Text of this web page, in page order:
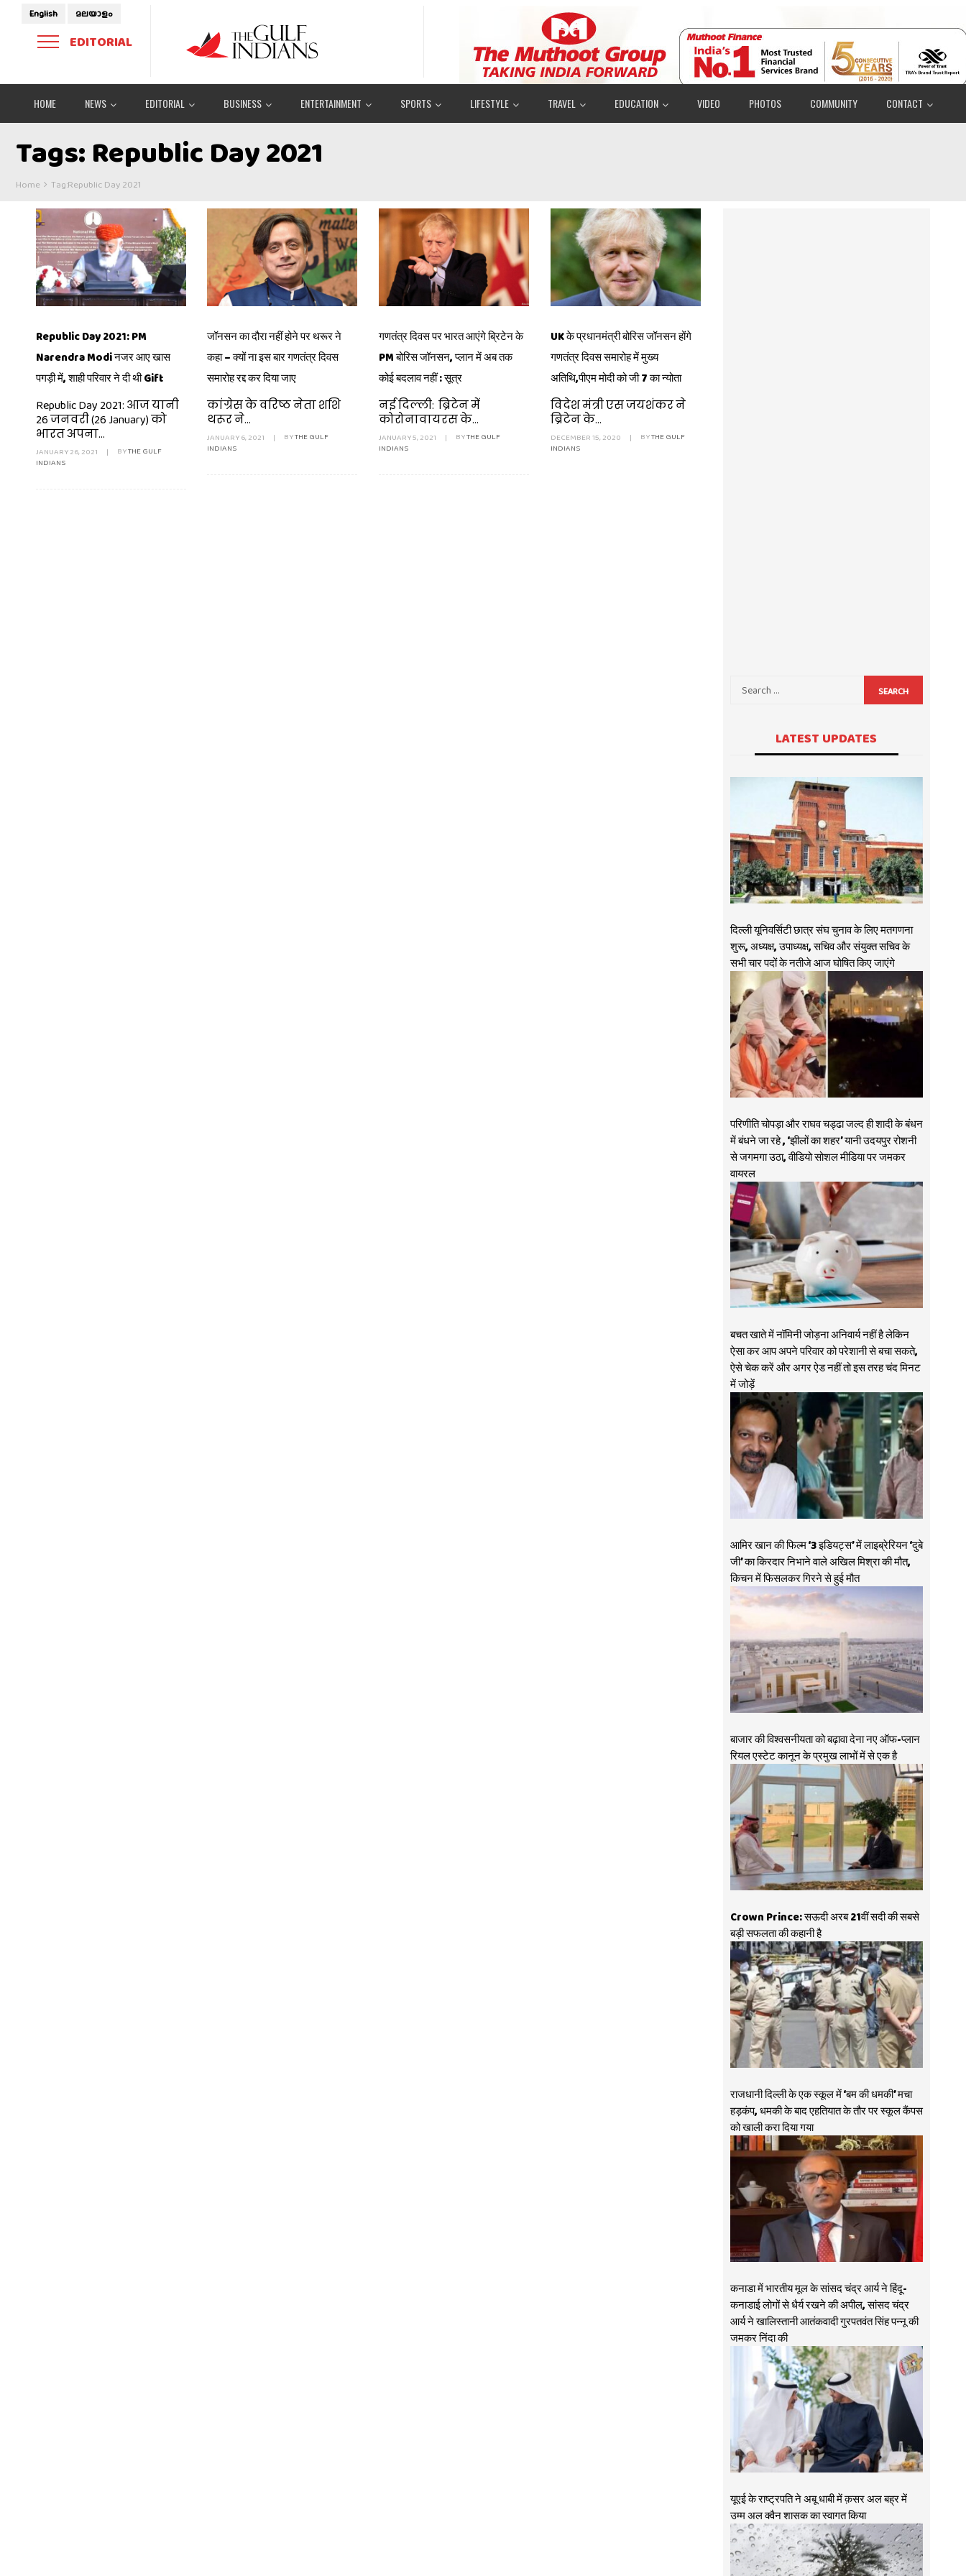
English മലയാളം
EDITORIAL
HOME NEWS EDITORIAL BUSINESS ENTERTAINMENT SPORTS LIFESTYLE TRAVEL EDUCATION VIDEO PHOTOS COMMUNITY CONTACT
Tags: Republic Day 2021
Home Tag:Republic Day 2021
Republic Day 2021: PM
Narendra Modi नजर आए खास
पगड़ी में, शाही परिवार ने दी थी Gift
Republic Day 2021: आज यानी
26 जनवरी (26 January) को
भारत अपना...
JANUARY 26, 2021 | BYTHE GULF
INDIANS
जॉनसन का दौरा नहीं होने पर थरूर ने
कहा – क्यों ना इस बार गणतंत्र दिवस
समारोह रद्द कर दिया जाए
कांग्रेस के वरिष्ठ नेता शशि
थरूर ने...
JANUARY 6, 2021 | BYTHE GULF
INDIANS
गणतंत्र दिवस पर भारत आएंगे ब्रिटेन के
PM बोरिस जॉनसन, प्लान में अब तक
कोई बदलाव नहीं : सूत्र
नई दिल्ली: ब्रिटेन में
कोरोनावायरस के...
JANUARY 5, 2021 | BYTHE GULF
INDIANS
UK के प्रधानमंत्री बोरिस जॉनसन होंगे
गणतंत्र दिवस समारोह में मुख्य
अतिथि,पीएम मोदी को जी 7 का न्योता
विदेश मंत्री एस जयशंकर ने
ब्रिटेन के...
DECEMBER 15, 2020 | BYTHE GULF
INDIANS
SEARCH
LATEST UPDATES
दिल्ली यूनिवर्सिटी छात्र संघ चुनाव के लिए मतगणना
शुरू, अध्यक्ष, उपाध्यक्ष, सचिव और संयुक्त सचिव के
सभी चार पदों के नतीजे आज घोषित किए जाएंगे
परिणीति चोपड़ा और राघव चड्ढा जल्द ही शादी के बंधन
में बंधने जा रहे , ‘झीलों का शहर’ यानी उदयपुर रोशनी
से जगमगा उठा, वीडियो सोशल मीडिया पर जमकर
वायरल
बचत खाते में नॉमिनी जोड़ना अनिवार्य नहीं है लेकिन
ऐसा कर आप अपने परिवार को परेशानी से बचा सकते,
ऐसे चेक करें और अगर ऐड नहीं तो इस तरह चंद मिनट
में जोड़ें
आमिर खान की फिल्म ‘3 इडियट्स’ में लाइब्रेरियन ‘दुबे
जी’ का किरदार निभाने वाले अखिल मिश्रा की मौत,
किचन में फिसलकर गिरने से हुई मौत
बाजार की विश्वसनीयता को बढ़ावा देना नए ऑफ-प्लान
रियल एस्टेट कानून के प्रमुख लाभों में से एक है
Crown Prince: सऊदी अरब 21वीं सदी की सबसे
बड़ी सफलता की कहानी है
राजधानी दिल्ली के एक स्कूल में ‘बम की धमकी’ मचा
हड़कंप, धमकी के बाद एहतियात के तौर पर स्कूल कैंपस
को खाली करा दिया गया
कनाडा में भारतीय मूल के सांसद चंद्र आर्य ने हिंदू-
कनाडाई लोगों से धैर्य रखने की अपील, सांसद चंद्र
आर्य ने खालिस्तानी आतंकवादी गुरपतवंत सिंह पन्नू की
जमकर निंदा की
यूएई के राष्ट्रपति ने अबू धाबी में क़सर अल बह्र में
उम्म अल क्वैन शासक का स्वागत किया